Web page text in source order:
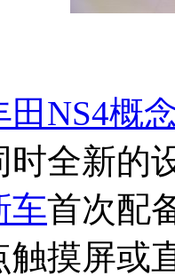
田NS4概
时全新的
车首次配
触摸屏或